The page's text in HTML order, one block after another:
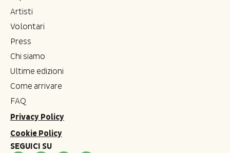
Artisti
Volontari
Press
Chi siamo
Ultime edizioni
Come arrivare
FAQ
Privacy Policy
Cookie Policy
SEGUICI SU